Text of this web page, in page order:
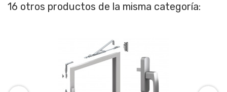
16 otros productos de la misma categoría: